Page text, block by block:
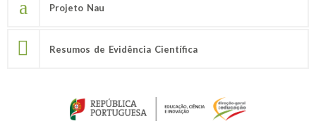
Projeto Nau
Resumos de Evidência Científica